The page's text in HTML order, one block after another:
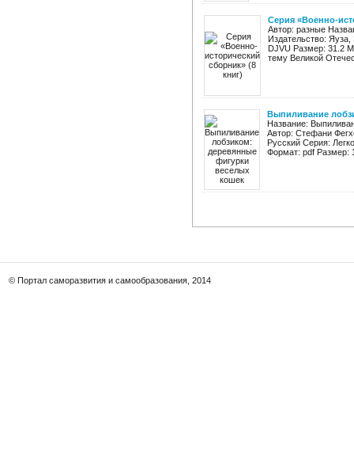
Серия «Военно-
Автор: разные
Издательство:
DJVU Размер: 31.2
тему Великой
Выпиливание
Название:
Автор: Стефани
Русский Серия:
Формат: pdf Размер:
© Портал саморазвития и самообразования, 2014